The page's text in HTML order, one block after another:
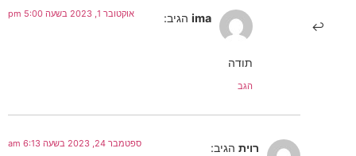
ima הגיב: אוקטובר 1, 2023 בשעה 5:00 pm
תודה
הגב
רוית הגיב: ספטמבר 24, 2023 בשעה 6:13 am